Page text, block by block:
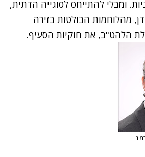
ומבלי להתייחס לסוגייה הדתית,
מהלוחמות הבולטות בזירה
הלהט"ב, את חוקיות הסעיף.